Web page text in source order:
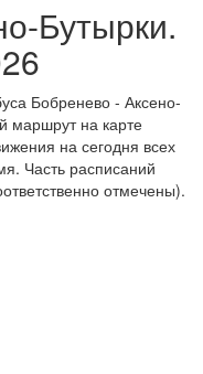
Бутырки.
Бобренево - Аксено-
маршрут на карте
на сегодня всех
Часть расписаний
отмечены).